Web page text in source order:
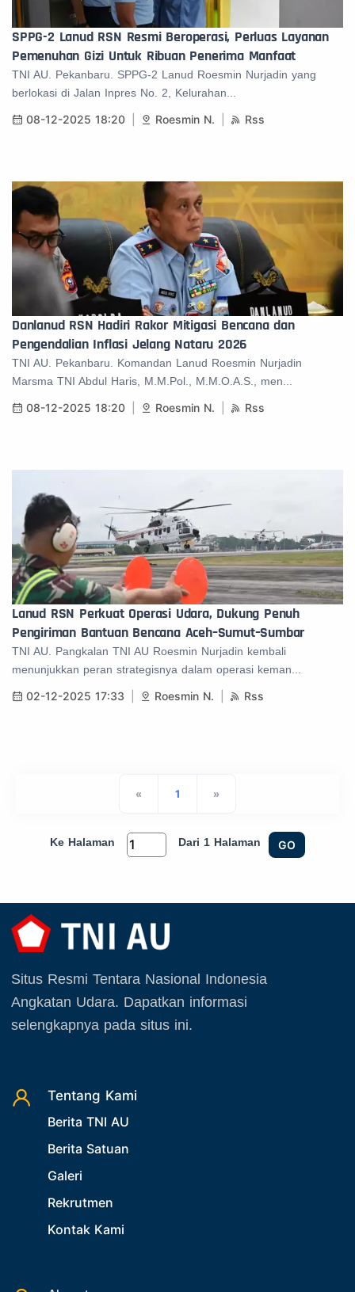
SPPG-2 Lanud RSN Resmi Beroperasi, Perluas Layanan
Pemenuhan Gizi Untuk Ribuan Penerima Manfaat
TNI AU. Pekanbaru. SPPG-2 Lanud Roesmin Nurjadin yang
berlokasi di Jalan Inpres No. 2, Kelurahan...
08-12-2025 18:20 Roesmin N. Rss
Danlanud RSN Hadiri Rakor Mitigasi Bencana dan
Pengendalian Inflasi Jelang Nataru 2026
TNI AU. Pekanbaru. Komandan Lanud Roesmin Nurjadin
Marsma TNI Abdul Haris, M.M.Pol., M.M.O.A.S., men...
08-12-2025 18:20 Roesmin N. Rss
Lanud RSN Perkuat Operasi Udara, Dukung Penuh
Pengiriman Bantuan Bencana Aceh–Sumut–Sumbar
TNI AU. Pangkalan TNI AU Roesmin Nurjadin kembali
menunjukkan peran strategisnya dalam operasi keman...
02-12-2025 17:33 Roesmin N. Rss
« 1 »
Ke Halaman Dari 1 Halaman GO
Situs Resmi Tentara Nasional Indonesia
Angkatan Udara. Dapatkan informasi
selengkapnya pada situs ini.
Tentang Kami
Berita TNI AU
Berita Satuan
Galeri
Rekrutmen
Kontak Kami